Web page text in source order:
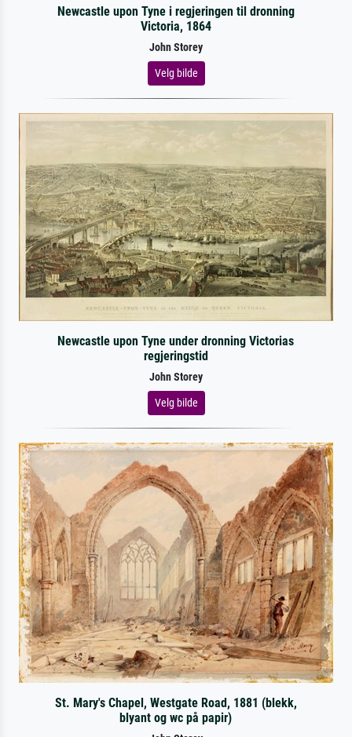
Newcastle upon Tyne i regjeringen til dronning
Victoria, 1864
John Storey
Velg bilde
Newcastle upon Tyne under dronning Victorias
regjeringstid
John Storey
Velg bilde
St. Mary's Chapel, Westgate Road, 1881 (blekk,
blyant og wc på papir)